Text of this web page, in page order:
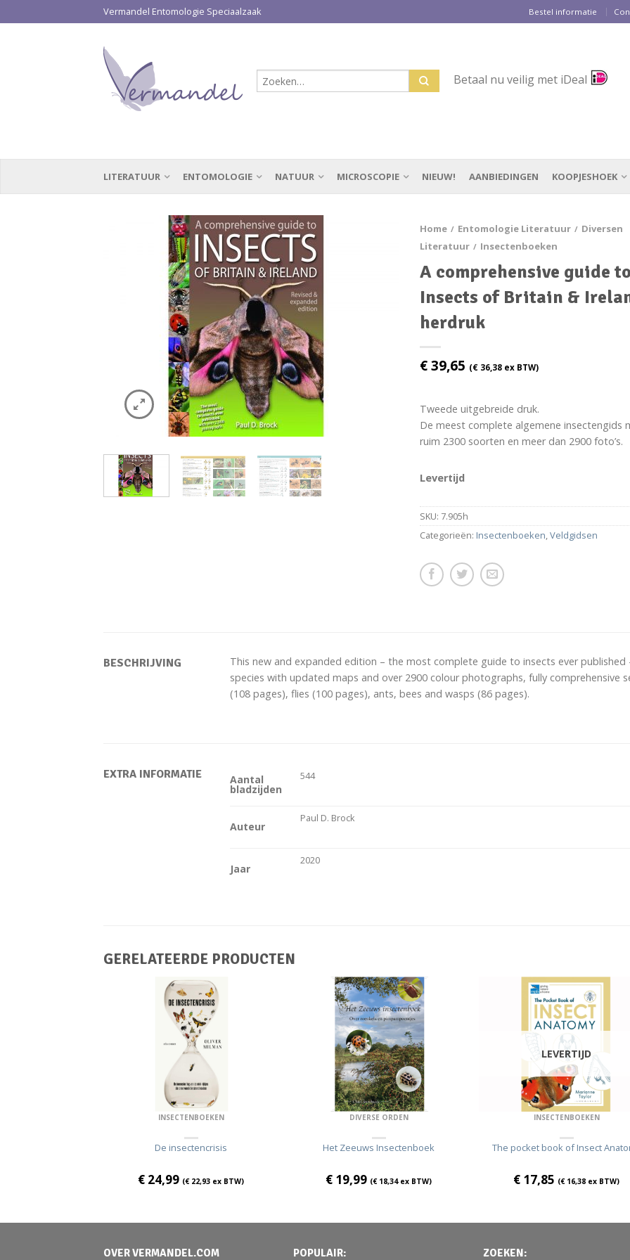
Vermandel Entomologie Speciaalzaak Bestel informatie
Betaal nu veilig met iDeal
LITERATUUR ENTOMOLOGIE NATUUR MICROSCOPIE NIEUW! AANBIEDINGEN KOOPJESHOEK
Home / Entomologie Literatuur / Diversen
Literatuur / Insectenboeken
A comprehensive guide
Insects of Britain &
herdruk
€39,65 (€ 36,38 ex BTW)
Tweede uitgebreide druk.
De meest complete algemene insectengids
ruim 2300 soorten en meer dan 2900 foto’s.
Levertijd
SKU: 7.905h
Categorieën: Insectenboeken,Veldgidsen
BESCHRIJVING
This new and expanded edition – the most complete guide to insects ever published
species with updated maps and over 2900 colour photographs, fully comprehensive
(108 pages), flies (100 pages), ants, bees and wasps (86 pages).
EXTRA INFORMATIE Aantal
bladzijden
544
Auteur
Paul D. Brock
Jaar
2020
GERELATEERDE PRODUCTEN
INSECTENBOEKEN
De insectencrisis
€ 24,99 (€22,93 ex BTW)
DIVERSE ORDEN
Het Zeeuws Insectenboek
€ 19,99 (€18,34ex BTW)
LEVERTIJD
INSECTENBOEKEN
The pocket book of Insect
€ 17,85 (€16,38 ex BTW)
OVER VERMANDEL.COM POPULAIR: ZOEKEN: